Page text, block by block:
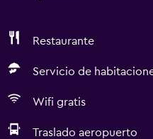
Restaurante
Servicio de
Wifi gratis
Traslado aeropuerto